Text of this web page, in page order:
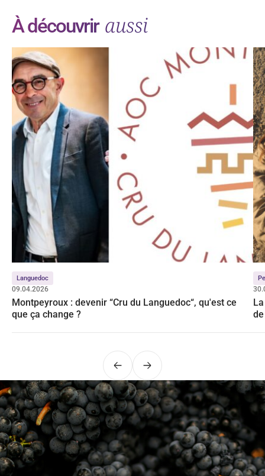
À découvrir aussi
Languedoc
09.04.2026
Montpeyroux : devenir “Cru du Languedoc“, qu'est ce
que ça change ?
PrécédentSuivant